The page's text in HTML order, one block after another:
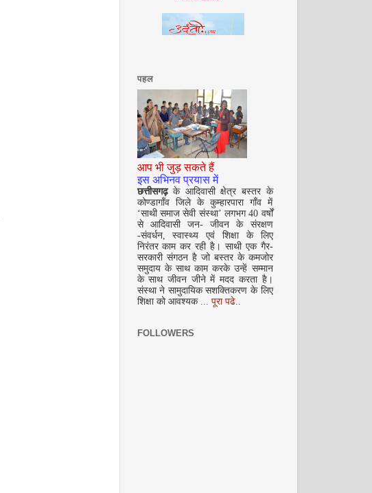
सितम्बर 2008
अक्टूबर 2008
पहल
आप भी जुड़ सकते हैं
इस अभिनव प्रयास में
छत्तीसगढ़के आदिवासी क्षेत्र बस्तर के
कोण्डागाँव जिले के कुम्हारपारा गाँव में
‘साथी समाज सेवी संस्था’ लगभग 40 वर्षों
से आदिवासी जन- जीवन के संरक्षण
-संवर्धन, स्वास्थ्य एवं शिक्षा के लिए
निरंतर काम कर रही है। साथी एक गैर-
सरकारी संगठन है जो बस्तर के कमजोर
समुदाय के साथ काम करके उन्हें सम्मान
के साथ जीवन जीने में मदद करता है।
संस्था ने सामुदायिक सशक्तिकरण के लिए
शिक्षा को आवश्यक ... पूरा पढे..
FOLLOWERS